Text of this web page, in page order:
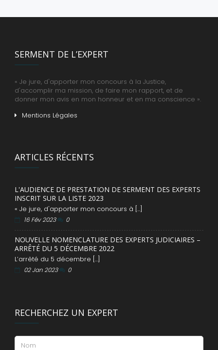
SERMENT DE L’EXPERT
« Je jure, d'apporter mon concours à la Justice,
d'accomplir ma mission, de faire mon rapport, et de
donner mon avis en mon honneur et en ma conscience ».
Mentions Légales
ARTICLES RÉCENTS
L'AUDIENCE DE PRESTATION DE SERMENT DES EXPERTS
INSCRIT SUR LA LISTE 2023
« Je jure, d'apporter mon concours à [...]
16 Fév 2023 0
NOUVELLE NOMENCLATURE DES EXPERTS JUDICIAIRES –
ARRÊTÉ DU 5 DÉCEMBRE 2022
L’arrêté du 5 décembre [...]
02 Jan 2023 0
RECHERCHEZ UN EXPERT